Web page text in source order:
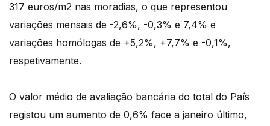
317 euros/m2 nas moradias, o que representou
variações mensais de -2,6%, -0,3% e 7,4% e
variações homólogas de +5,2%, +7,7% e -0,1%,
respetivamente.
O valor médio de avaliação bancária do total do País
registou um aumento de 0,6% face a janeiro último,